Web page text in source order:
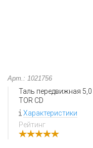
Арт.: 1021756
Таль передвижная
TOR CD
Характеристики
Рейтинг